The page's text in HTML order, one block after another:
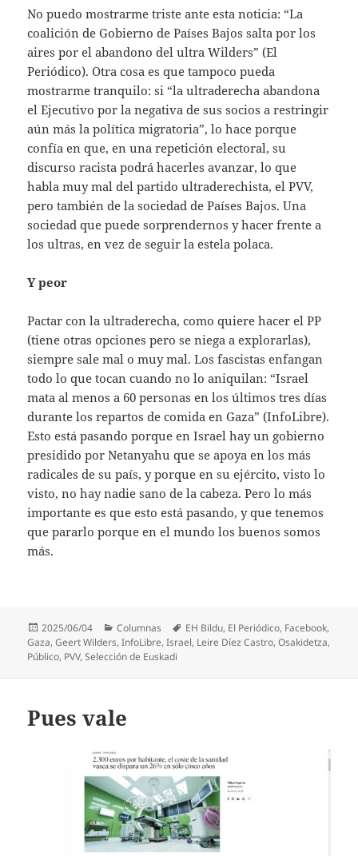
No puedo mostrarme triste ante esta noticia: “La
coalición de Gobierno de Países Bajos salta por los
aires por el abandono del ultra Wilders” (El
Periódico). Otra cosa es que tampoco pueda
mostrarme tranquilo: si “la ultraderecha abandona
el Ejecutivo por la negativa de sus socios a restringir
aún más la política migratoria”, lo hace porque
confía en que, en una repetición electoral, su
discurso racista podrá hacerles avanzar, lo que
habla muy mal del partido ultraderechista, el PVV,
pero también de la sociedad de Países Bajos. Una
sociedad que puede sorprendernos y hacer frente a
los ultras, en vez de seguir la estela polaca.
Y peor
Pactar con la ultraderecha, como quiere hacer el PP
(tiene otras opciones pero se niega a explorarlas),
siempre sale mal o muy mal. Los fascistas enfangan
todo lo que tocan cuando no lo aniquilan: “Israel
mata al menos a 60 personas en los últimos tres días
durante los repartos de comida en Gaza” (InfoLibre).
Esto está pasando porque en Israel hay un gobierno
presidido por Netanyahu que se apoya en los más
radicales de su país, y porque en su ejército, visto lo
visto, no hay nadie sano de la cabeza. Pero lo más
importante es que esto está pasando, y que tenemos
que pararlo porque en el mundo los buenos somos
más.
Publicado
el
2025/06/04 Categorías
Columnas Etiquetas
EH Bildu, El Periódico, Facebook,
Gaza,Geert Wilders,InfoLibre,Israel, Leire Díez Castro,Osakidetza,
Público, PVV,Selección de Euskadi
Pues vale